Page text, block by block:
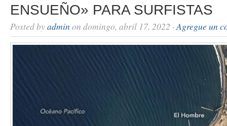
ENSUEÑO» PARA SURFISTAS
Posted byadmin on domingo, abril 17, 2022 ·Agregue un